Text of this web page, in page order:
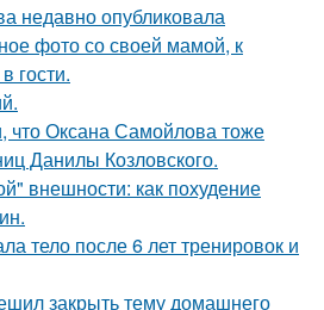
недавно опубликовала
фото со своей мамой, к
гости.
что Оксана Самойлова тоже
Данилы Козловского.
внешности: как похудение
тело после 6 лет тренировок и
закрыть тему домашнего